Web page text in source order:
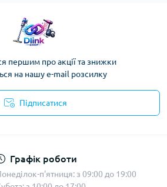
першим про акції та знижки
на нашу e-mail розсилку
Підписатися
Графік роботи
п'ятниця: з 09:00 до 19:00